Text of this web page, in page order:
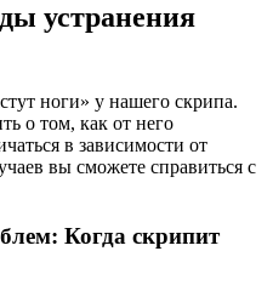
устранения
ноги» у нашего скрипа.
о том, как от него
в зависимости от
вы сможете справиться с
Когда скрипит